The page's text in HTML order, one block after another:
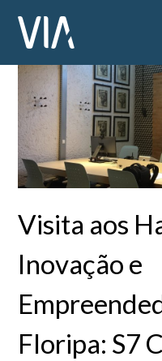
Visita aos
Inovação e
Floripa: S7